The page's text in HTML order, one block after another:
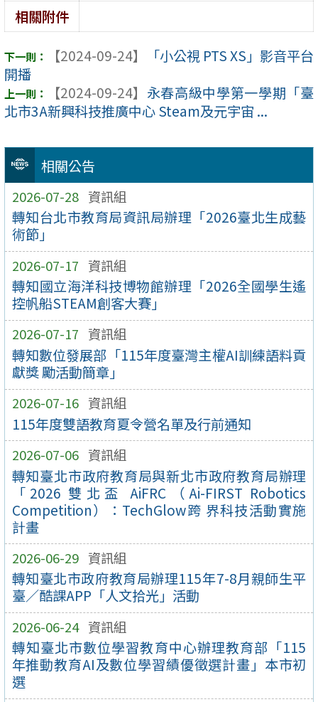
相關公告
2026-07-28 資訊組
轉知台北市教育局資訊局辦理「2026臺北生成藝
術節」
2026-07-17 資訊組
轉知國立海洋科技博物館辦理「2026全國學生遙
控帆船STEAM創客大賽」
2026-07-17 資訊組
轉知數位發展部「115年度臺灣主權AI訓練語料貢
獻獎 勵活動簡章」
2026-07-16 資訊組
115年度雙語教育夏令營名單及行前通知
2026-07-06 資訊組
轉知臺北市政府教育局與新北市政府教育局辦理
「2026 雙北盃 AiFRC（Ai-FIRST Robotics
Competition）：TechGlow跨 界科技活動實施
計畫
2026-06-29 資訊組
轉知臺北市政府教育局辦理115年7-8月親師生平
臺／酷課APP「人文拾光」活動
2026-06-24 資訊組
轉知臺北市數位學習教育中心辦理教育部「115
年推動教育AI及數位學習績優徵選計畫」本市初
選
相關附件
【2024-09-24】
「小公視 PTS XS」影音平台
開播
【2024-09-24】 永春高級中學第一學期「臺
北市3A新興科技推廣中心 Steam及元宇宙 ...